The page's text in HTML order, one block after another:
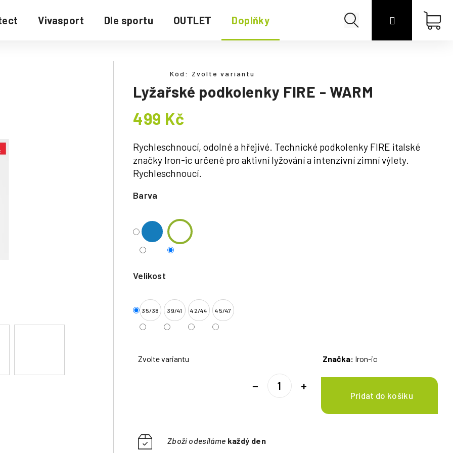
Vivasport Dle sportu OUTLET Doplňky Hledat Přihlášení
Lyžařské podkolenky FIRE - WARM
Rychleschnoucí, odolné a hřejivé. Technické podkolenky FIRE italské
značky Iron-ic určené pro aktivní lyžování a intenzivní zimní výlety.
Rychleschnoucí.
Barva
Velikost
35/38 39/41 42/44 45/47
Zvolte variantu Značka: Iron-ic
+
−
Zboží odesíláme každý den
Kód: Zvolte variantu
499 Kč
cena: